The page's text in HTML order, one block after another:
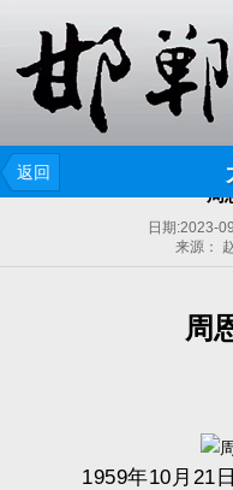
返回
周
日期:2023-
来源：
周
1959年10月21